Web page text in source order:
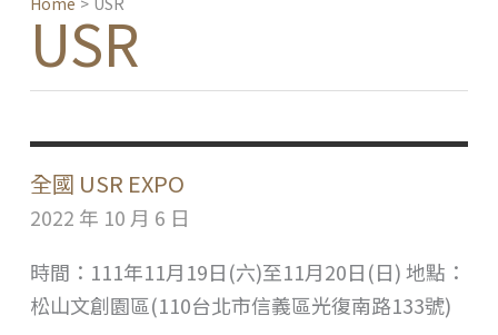
USR
全國 USR EXPO
2022 年 10 月 6 日
時間：111年11月19日(六)至11月20日(日) 地點：
松山文創園區(110台北市信義區光復南路133號)